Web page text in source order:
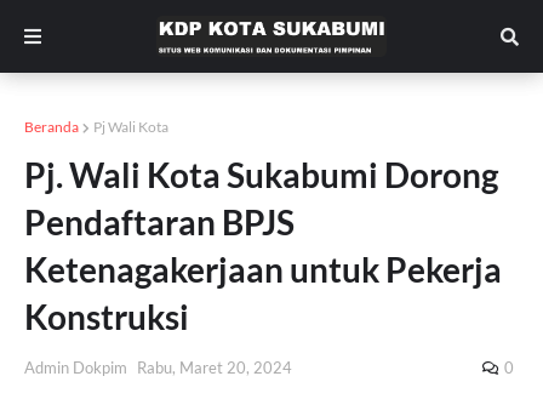
Beranda Pj Wali Kota
Pj. Wali Kota Sukabumi Dorong
Pendaftaran BPJS
Ketenagakerjaan untuk Pekerja
Konstruksi
Admin Dokpim Rabu, Maret 20, 2024 0